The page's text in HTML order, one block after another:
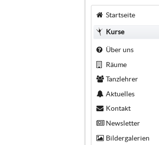
Startseite
Kurse
Über uns
Räume
Tanzlehrer
Aktuelles
Kontakt
Newsletter
Bildergalerien